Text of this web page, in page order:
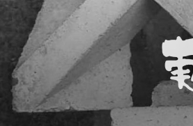
Zum
Inhalt
springen